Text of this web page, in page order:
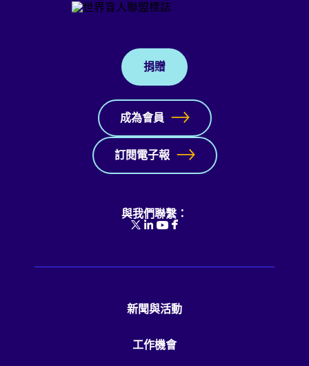
捐贈
成為會員
訂閱電子報
與我們聯繫：
新聞與活動
工作機會